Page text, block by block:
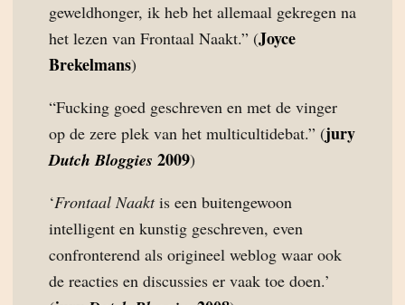
geweldhonger, ik heb het allemaal gekregen na
het lezen van Frontaal Naakt.” (Joyce
Brekelmans)
“Fucking goed geschreven en met de vinger
op de zere plek van het multicultidebat.” (jury
Dutch Bloggies 2009)
‘Frontaal Naaktis een buitengewoon
intelligent en kunstig geschreven, even
confronterend als origineel weblog waar ook
de reacties en discussies er vaak toe doen.’